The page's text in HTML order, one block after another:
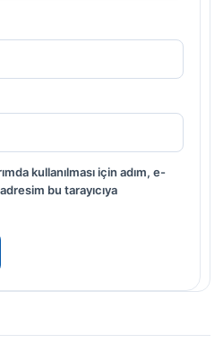
kullanılması için adım, e-
bu tarayıcıya